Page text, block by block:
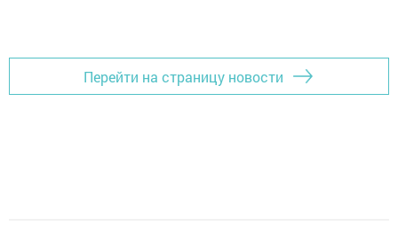
Перейти на страницу новости